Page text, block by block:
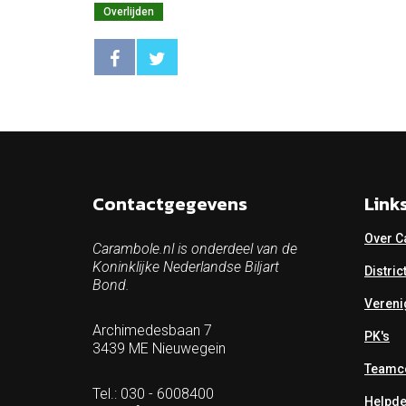
Overlijden
Contactgegevens
Carambole.nl is onderdeel van de
Koninklijke Nederlandse Biljart
Bond.
Archimedesbaan 7
3439 ME Nieuwegein
Tel.: 030 - 6008400
Over
PK's